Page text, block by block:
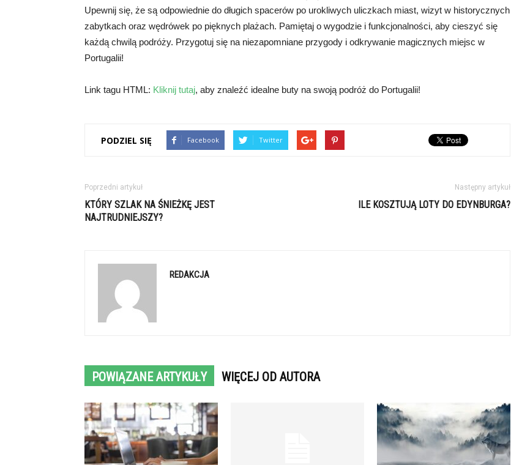
Upewnij się, że są odpowiednie do długich spacerów po urokliwych uliczkach miast, wizyt w historycznych
zabytkach oraz wędrówek po pięknych plażach. Pamiętaj o wygodzie i funkcjonalności, aby cieszyć się
każdą chwilą podróży. Przygotuj się na niezapomniane przygody i odkrywanie magicznych miejsc w
Portugalii!
Link tagu HTML: Kliknij tutaj, aby znaleźć idealne buty na swoją podróż do Portugalii!
PODZIEL SIĘ Facebook Twitter
Poprzedni artykuł
KTÓRY SZLAK NA ŚNIEŻKĘ JEST
NAJTRUDNIEJSZY?
Następny artykuł
ILE KOSZTUJĄ LOTY DO EDYNBURGA?
REDAKCJA
POWIĄZANE ARTYKUŁY WIĘCEJ OD AUTORA